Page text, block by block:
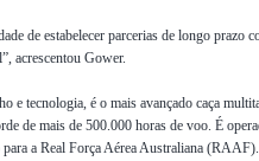
de estabelecer parcerias de longo prazo
acrescentou Gower.
e tecnologia, é o mais avançado caça
de mais de 500.000 horas de voo. É
a Real Força Aérea Australiana